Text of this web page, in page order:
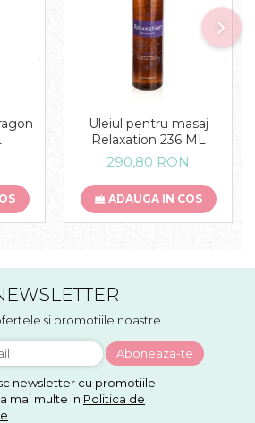
Uleiul pentru masaj
Relaxation 236 ML
290,80 RON
ADAUGA IN COS
si promotiile noastre
newsletter cu promotiile
mai multe in Politica de